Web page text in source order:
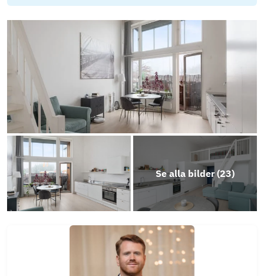
Objektsbeskrivning
Se alla bilder (23)